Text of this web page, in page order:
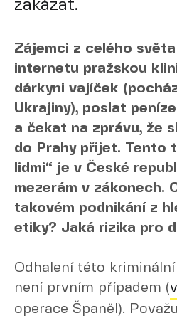
zakázat.
Zájemci z celého
internetu pražskou
dárkyni vajíček
Ukrajiny), poslat
a čekat na zprávu, že
do Prahy přijet. Tento
lidmi“ je v České
mezerám v zákonech.
takovém podnikání z
etiky? Jaká rizika pro
Odhalení této
není prvním případem (
operace Španěl).